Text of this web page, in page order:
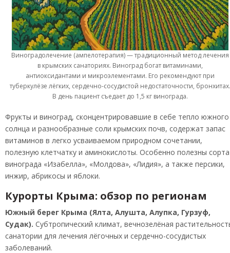
Виноградолечение (ампелотерапия) — традиционный метод лечения
в крымских санаториях. Виноград богат витаминами,
антиоксидантами и микроэлементами. Его рекомендуют при
туберкулёзе лёгких, сердечно-сосудистой недостаточности, бронхитах.
В день пациент съедает до 1,5 кг винограда.
Фрукты и виноград, сконцентрировавшие в себе тепло южного
солнца и разнообразные соли крымских почв, содержат запас
витаминов в легко усваиваемом природном сочетании,
полезную клетчатку и аминокислоты. Особенно полезны сорта
винограда «Изабелла», «Молдова», «Лидия», а также персики,
инжир, абрикосы и яблоки.
Курорты Крыма: обзор по регионам
Южный берег Крыма (Ялта, Алушта, Алупка, Гурзуф,
Судак). Субтропический климат, вечнозелёная
санатории для лечения лёгочных и сердечно-сосудистых
заболеваний.